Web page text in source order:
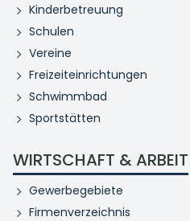
Kinderbetreuung
Schulen
Vereine
Freizeiteinrichtungen
Schwimmbad
Sportstätten
WIRTSCHAFT & ARBEIT
Gewerbegebiete
Firmenverzeichnis